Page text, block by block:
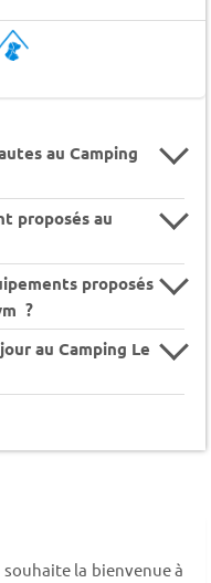
au Camping
proposés au
proposés
?
au Camping Le
souhaite la bienvenue à